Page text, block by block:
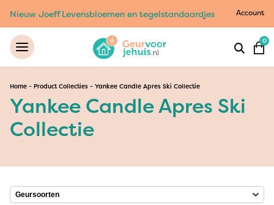
Nieuw Joeff Levensbloemen en tegelstandaardjes Account
0
Home - Product Collecties - Yankee Candle Apres Ski Collectie
Yankee Candle Apres Ski
Collectie